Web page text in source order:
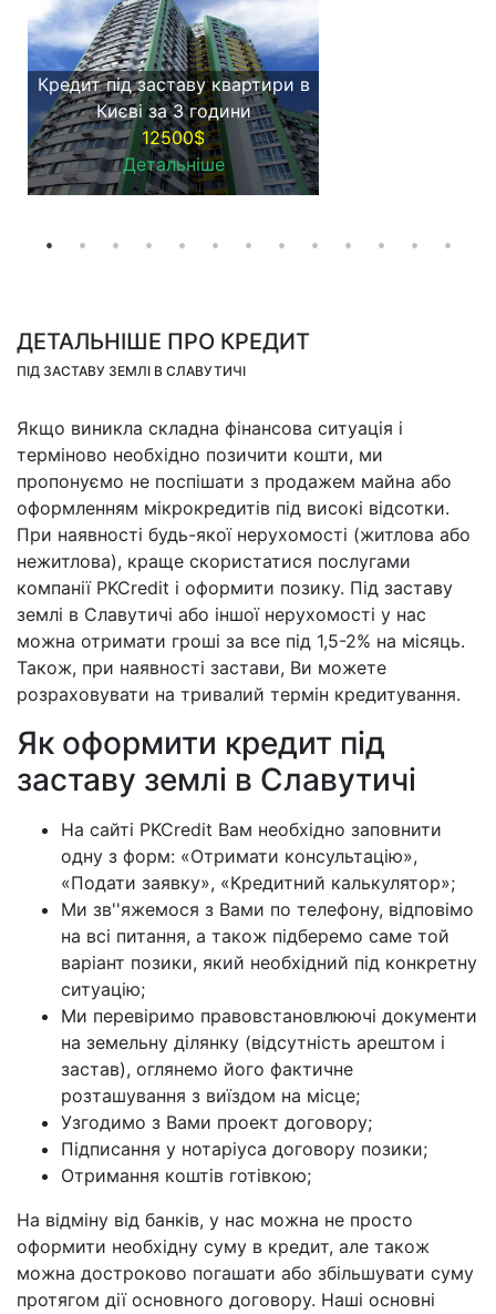
Кредит під заставу квартири в
Києві за 3 години
12500$
Детальніше
ДЕТАЛЬНІШЕ ПРО КРЕДИТ
ПІД ЗАСТАВУ ЗЕМЛІ В СЛАВУТИЧІ
Якщо виникла складна фінансова ситуація і
терміново необхідно позичити кошти, ми
пропонуємо не поспішати з продажем майна або
оформленням мікрокредитів під високі відсотки.
При наявності будь-якої нерухомості (житлова або
нежитлова), краще скористатися послугами
компанії PKCredit і оформити позику. Під заставу
землі в Славутичі або іншої нерухомості у нас
можна отримати гроші за все під 1,5-2% на місяць.
Також, при наявності застави, Ви можете
розраховувати на тривалий термін кредитування.
Як оформити кредит під
заставу землі в Славутичі
На сайті PKCredit Вам необхідно заповнити
одну з форм: «Отримати консультацію»,
«Подати заявку», «Кредитний калькулятор»;
Ми зв''яжемося з Вами по телефону, відповімо
на всі питання, а також підберемо саме той
варіант позики, який необхідний під конкретну
ситуацію;
Ми перевіримо правовстановлюючі документи
на земельну ділянку (відсутність арештом і
застав), оглянемо його фактичне
розташування з виїздом на місце;
Узгодимо з Вами проект договору;
Підписання у нотаріуса договору позики;
Отримання коштів готівкою;
На відміну від банків, у нас можна не просто
оформити необхідну суму в кредит, але також
можна достроково погашати або збільшувати суму
протягом дії основного договору. Наші основні